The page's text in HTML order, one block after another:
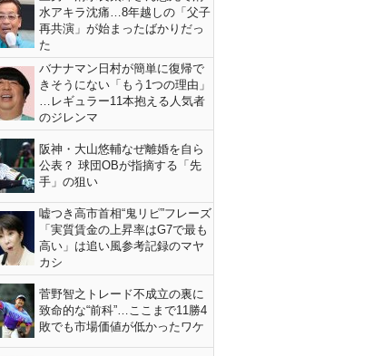
水アキラ沈痛…8年越しの「父子
再共演」が始まったばかりだっ
た
バナナマン日村が簡単に復帰で
きそうにない「もう1つの理由」
…レギュラー11本抱える人気者
のジレンマ
阪神・大山悠輔なぜ離婚を自ら
公表？ 球団OBが指摘する「先
手」の狙い
嘘つき高市首相“鬼リピ”フレーズ
「実質賃金の上昇率はG7で最も
高い」は追い風参考記録のマヤ
カシ
菅野智之トレード不成立の裏に
致命的な“前科”…ここまで11勝4
敗でも市場価値が低かったワケ